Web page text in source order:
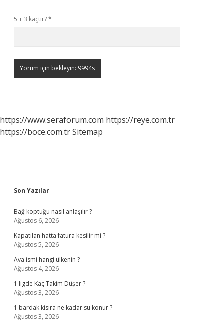
5 + 3 kaçtır?*
https://www.seraforum.com https://reye.com.tr
https://boce.com.trSitemap
Sidebar
Son Yazılar
Bağ koptuğu nasıl anlaşılır ?
Ağustos 6, 2026
Kapatılan hatta fatura kesilir mi ?
Ağustos 5, 2026
Ava ismi hangi ülkenin ?
Ağustos 4, 2026
1 ligde Kaç Takim Düşer ?
Ağustos 3, 2026
1 bardak kisira ne kadar su konur ?
Ağustos 3, 2026